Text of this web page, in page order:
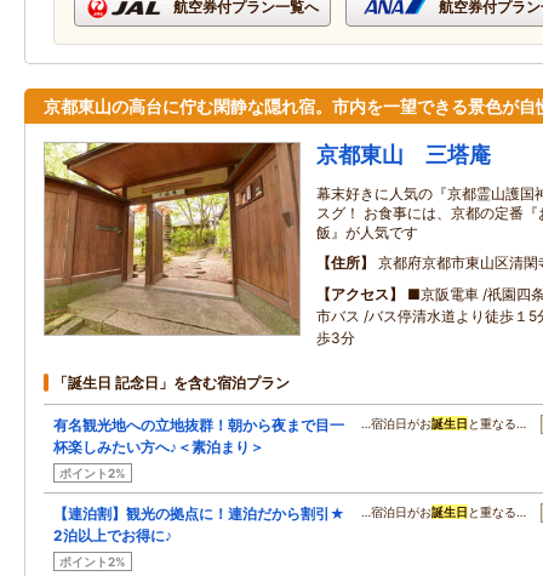
航空券付プラン一覧へ 航空券付プラ
京都東山の高台に佇む閑静な隠れ宿。市内を一望できる景色が自
京都東山 三塔庵
幕末好きに人気の『京都霊山護国
スグ！ お食事には、京都の定番
飯』が人気です
住所
京都府京都市東山区清
アクセス
■京阪電車 /祇園四
市バス /バス停清水道より徒歩１
歩3分
「誕生日 記念日」を含む宿泊プラン
有名観光地への立地抜群！朝から夜まで目一
杯楽しみたい方へ♪＜素泊まり＞
ポイント2%
…宿泊日がお誕生日 と重なる…
【連泊割】観光の拠点に！連泊だから割引★
2泊以上でお得に♪
ポイント2%
…宿泊日がお誕生日 と重なる…